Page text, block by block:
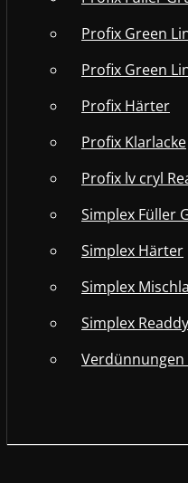
Profix Green
Profix Green
Profix Härter
Profix Klarlacke
Profix lv cryl
Simplex Füller
Simplex Härter
Simplex
Simplex
Verdünnungen